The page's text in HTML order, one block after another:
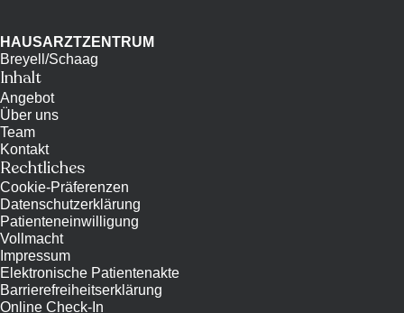
HAUSARZTZENTRUM
Breyell/Schaag
Inhalt
Angebot
Über uns
Team
Kontakt
Rechtliches
Cookie-Präferenzen
Datenschutzerklärung
Patienteneinwilligung
Vollmacht
Impressum
Elektronische Patientenakte
Barrierefreiheitserklärung
Online Check-In